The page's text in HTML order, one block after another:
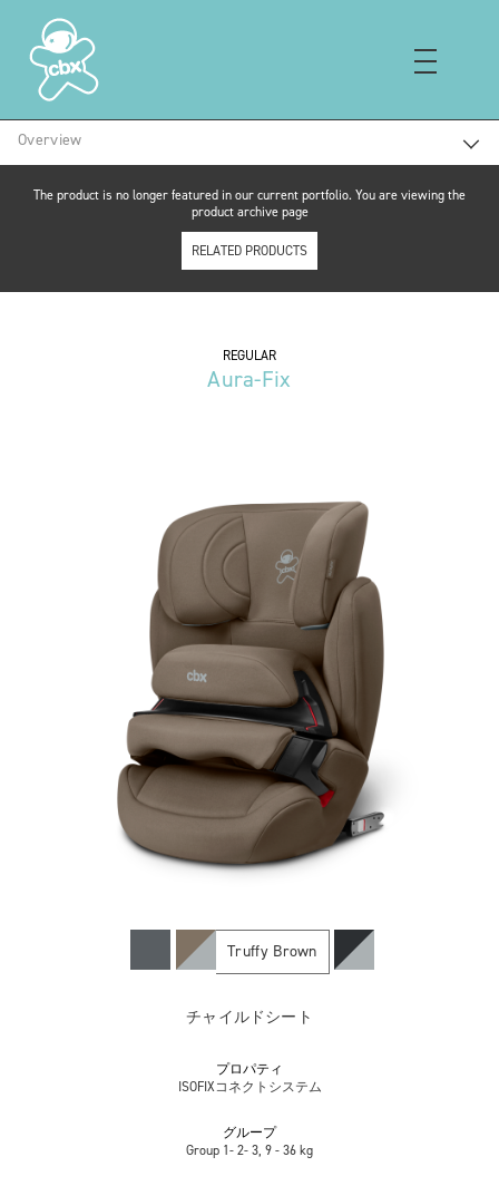
Overview
The product is no longer featured in our current portfolio. You are viewing the
product archive page
RELATED PRODUCTS
REGULAR
Aura-Fix
チャイルドシート
プロパティ
ISOFIXコネクトシステム
グループ
Group 1- 2- 3, 9 - 36 kg
Truffy Brown